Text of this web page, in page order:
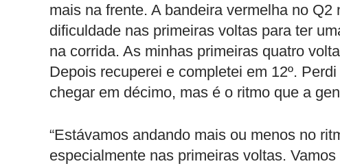
mais na frente. A bandeira vermelha no
dificuldade nas primeiras voltas para ter
na corrida. As minhas primeiras quatro
Depois recuperei e completei em 12º.
chegar em décimo, mas é o ritmo que a
“Estávamos andando mais ou menos no
especialmente nas primeiras voltas.